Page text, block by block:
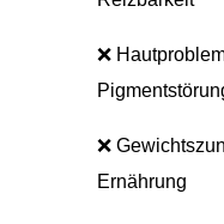
❌
❌
Ernährung